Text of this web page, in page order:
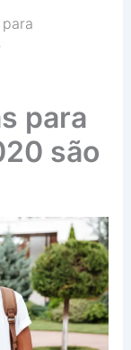
para
são